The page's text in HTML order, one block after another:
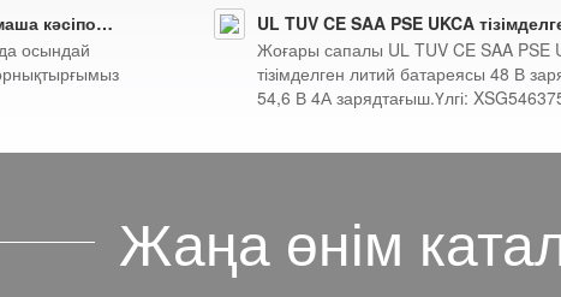
Неліктен бізге шағын, бірақ тамаша кәсіпорын болу керек(2/4)
осындай
Жоғары сапалы UL TUV CE SAA PSE
тізімделген литий батареясы 48 В
54,6 В 4А зарядтағыш.Үлгі:
Жаңа өнім